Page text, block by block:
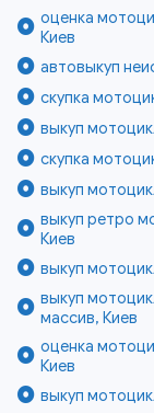
оценка
Киев
автовыкуп
скупка
выкуп
скупка
выкуп
выкуп ретро
Киев
выкуп
выкуп
массив, Киев
оценка
Киев
выкуп